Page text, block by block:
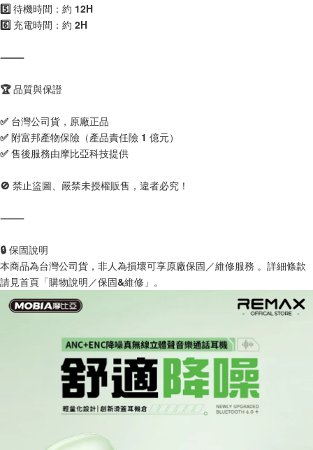
5️⃣ 待機時間：約 12H
6️⃣ 充電時間：約 2H
⸻
🏆 品質與保證
✅ 台灣公司貨，原廠正品
✅ 附富邦產物保險（產品責任險 1 億元）
✅ 售後服務由摩比亞科技提供
🚫 禁止盜圖、嚴禁未授權販售，違者必究！
⸻
🔒 保固說明
本商品為台灣公司貨，非人為損壞可享原廠保固／維修服務 。詳細條款
請見首頁「購物說明／保固&維修」。